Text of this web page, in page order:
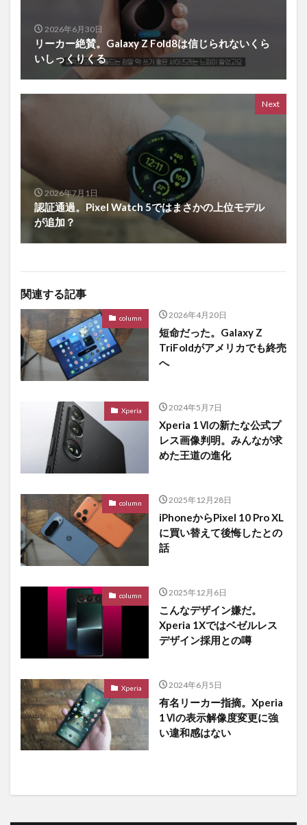
2026年6月30日
リーカー絶賛。Galaxy Z Fold8は信じられないくら
いしっくりくる
Next
2026年7月1日
認証通過。Pixel Watch 5ではまさかの上位モデル
が追加？
関連する記事
column 2026年4月20日
短命だった。Galaxy Z
TriFoldがアメリカでも終売
へ
Xperia 2024年5月7日
Xperia 1Ⅵの新たな公式プ
レス画像判明。みんなが求
めた王道の進化
column 2025年12月28日
iPhoneからPixel 10 Pro XL
に買い替えて後悔したとの
話
column 2025年12月6日
こんなデザイン嫌だ。
Xperia 1Xではベゼルレス
デザイン採用との噂
Xperia 2024年6月5日
有名リーカー指摘。Xperia
1Ⅵの表示解像度変更に強
い違和感はない